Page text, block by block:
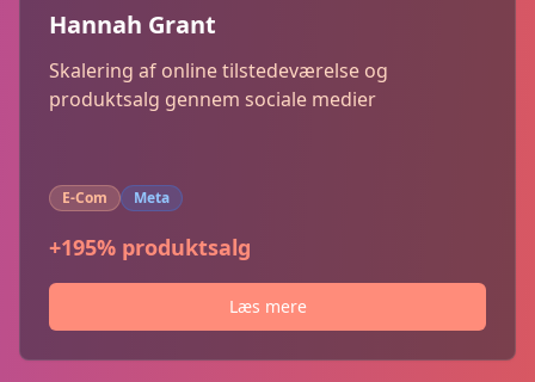
Hannah Grant
Skalering af online tilstedeværelse og
produktsalg gennem sociale medier
E-Com Meta
+195% produktsalg
Læs mere